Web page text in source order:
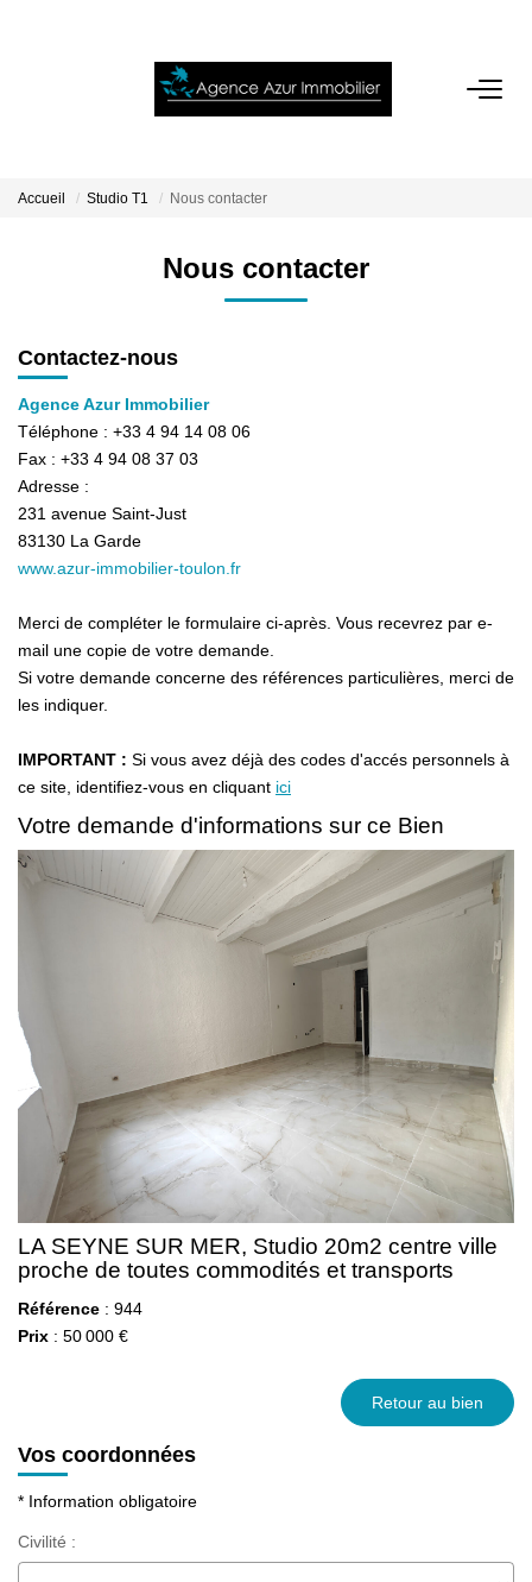
ACCUEIL
VENTES
LOCATIONS
ESTIMATION
Accueil Studio T1 Nous contacter
Nous contacter
Contactez-nous
Agence Azur Immobilier
Téléphone : +33 4 94 14 08 06
Fax : +33 4 94 08 37 03
Adresse :
231 avenue Saint-Just
83130 La Garde
www.azur-immobilier-toulon.fr
Merci de compléter le formulaire ci-après. Vous recevrez par e-
mail une copie de votre demande.
Si votre demande concerne des références particulières, merci de
les indiquer.
IMPORTANT : Si vous avez déjà des codes d'accés personnels à
ce site, identifiez-vous en cliquant ici
Votre demande d'informations sur ce Bien
LA SEYNE SUR MER, Studio 20m2 centre ville
proche de toutes commodités et transports
Référence : 944
Prix : 50 000 €
Retour au bien
Vos coordonnées
* Information obligatoire
Civilité :